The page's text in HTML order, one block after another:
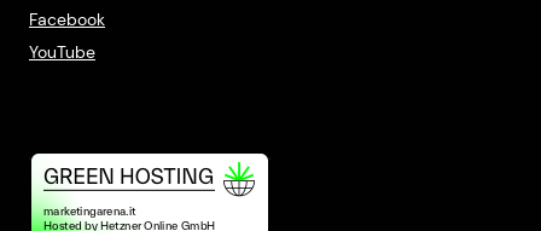
Facebook
YouTube